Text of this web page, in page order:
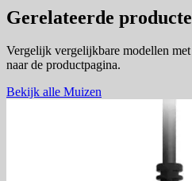
Gerelateerde
Vergelijk vergelijkbare modellen
naar de productpagina.
Bekijk alle Muizen